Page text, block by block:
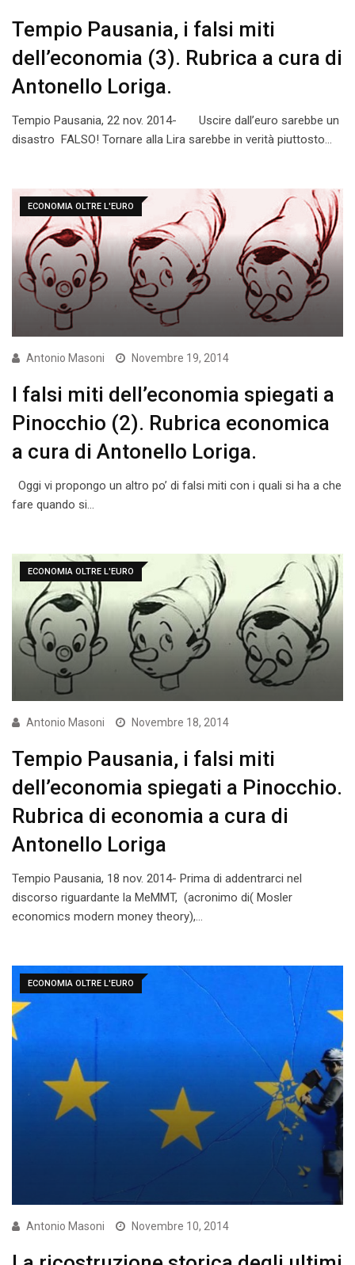
Tempio Pausania, i falsi miti
dell’economia (3). Rubrica a cura di
Antonello Loriga.
Tempio Pausania, 22 nov. 2014- Uscire dall’euro sarebbe un
disastro FALSO! Tornare alla Lira sarebbe in verità piuttosto…
ECONOMIA OLTRE L'EURO
Antonio Masoni Novembre 19, 2014
I falsi miti dell’economia spiegati a
Pinocchio (2). Rubrica economica
a cura di Antonello Loriga.
Oggi vi propongo un altro po’ di falsi miti con i quali si ha a che
fare quando si…
ECONOMIA OLTRE L'EURO
Antonio Masoni Novembre 18, 2014
Tempio Pausania, i falsi miti
dell’economia spiegati a Pinocchio.
Rubrica di economia a cura di
Antonello Loriga
Tempio Pausania, 18 nov. 2014- Prima di addentrarci nel
discorso riguardante la MeMMT, (acronimo di( Mosler
economics modern money theory),…
ECONOMIA OLTRE L'EURO
Antonio Masoni Novembre 10, 2014